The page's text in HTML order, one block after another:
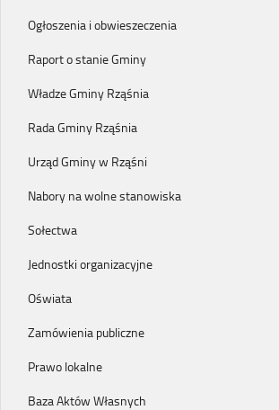
Ogłoszenia i obwieszeczenia
Raport o stanie Gminy
Władze Gminy Rząśnia
Rada Gminy Rząśnia
Urząd Gminy w Rząśni
Nabory na wolne stanowiska
Sołectwa
Jednostki organizacyjne
Oświata
Zamówienia publiczne
Prawo lokalne
Baza Aktów Własnych